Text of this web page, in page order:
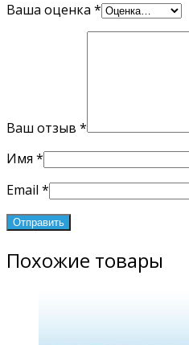
Ваша оценка *
Ваш отзыв *
Имя *
Email *
Похожие товары